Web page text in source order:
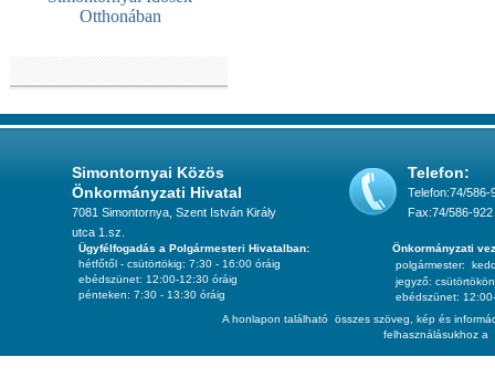
Otthonában
Simontornyai Közös
Önkormányzati Hivatal
7081 Simontornya, Szent István Király
utca 1.sz.
Telefon:
Telefon:74/586-
Fax:74/586-922
A honlapon található összes szöveg, kép és
felhasználásukhoz a
Ügyfélfogadás a Polgármesteri Hivatalban:
hétfőtől - csütörtökig: 7:30 - 16:00 óráig
ebédszünet: 12:00-12:30 óráig
pénteken: 7:30 - 13:30 óráig
Önkormányzati
polgármester:
jegyző: csütörtökön
ebédszünet: